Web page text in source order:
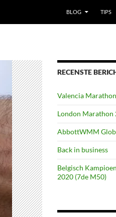
BLOG TIPS
RECENSTE
Valencia
London Marathon
AbbottWMM
Back in business
Belgisch
2020 (7de M50)